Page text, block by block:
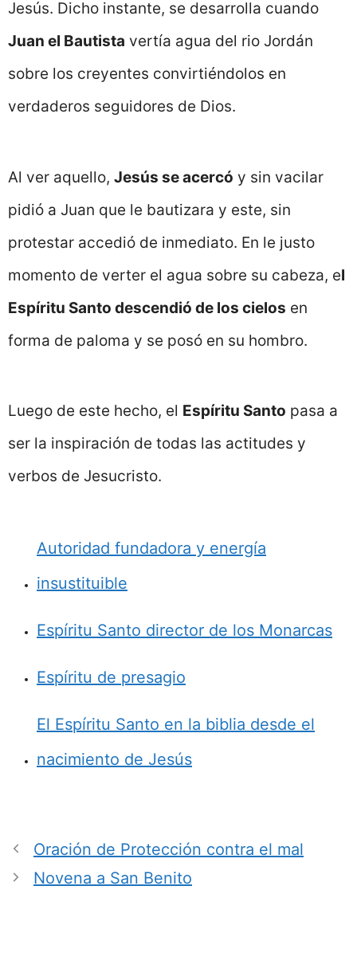
Jesús. Dicho instante, se desarrolla cuando
Juan el Bautista vertía agua del rio Jordán
sobre los creyentes convirtiéndolos en
verdaderos seguidores de Dios.
Al ver aquello, Jesús se acercó y sin vacilar
pidió a Juan que le bautizara y este, sin
protestar accedió de inmediato. En le justo
momento de verter el agua sobre su cabeza, el
Espíritu Santo descendió de los cielos en
forma de paloma y se posó en su hombro.
Luego de este hecho, el Espíritu Santo pasa a
ser la inspiración de todas las actitudes y
verbos de Jesucristo.
Autoridad fundadora y energía
insustituible
Espíritu Santo director de los Monarcas
Espíritu de presagio
El Espíritu Santo en la biblia desde el
nacimiento de Jesús
Oración de Protección contra el mal
Novena a San Benito